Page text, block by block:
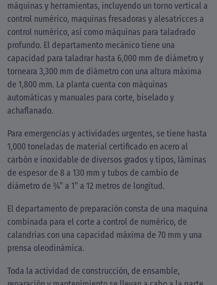
máquinas y herramientas, incluyendo un torno vertical a
control numérico, maquinas fresadoras y alesatricces a
control numérico, así como máquinas para taladrado
profundo. El departamento mecánico tiene una
capacidad para taladrar hasta 6,000 mm de diámetro y
torneara 3,300 mm de diámetro con una altura máxima
de 1,800 mm. La planta cuenta con máquinas
automáticas y manuales para corte, biselado y
achaflanado.
Para emergencias y actividades urgentes, se tiene hasta
1,000 toneladas de material certificado en acero al
carbón e inoxidable de diversos grados y tipos, láminas
de espesor de 8 a 130 mm y tubos de cambio de
diámetro de ¾” a 1” a 12 metros de longitud.
El departamento de preparación consta de una maquina
combinada para el corte a control de numérico, de
calandrias con una capacidad máxima de 70 mm y una
prensa oleodinámica.
Toda la actividad de construcción, de ensamble,